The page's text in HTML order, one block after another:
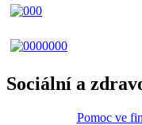
Sociální a
Pomoc ve